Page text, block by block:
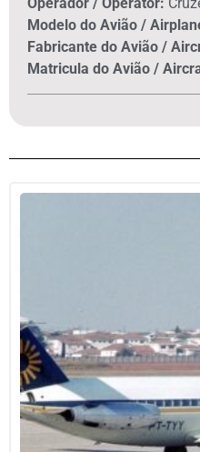
Modelo do Avião /
Fabricante do Avião /
Matricula do Avião /